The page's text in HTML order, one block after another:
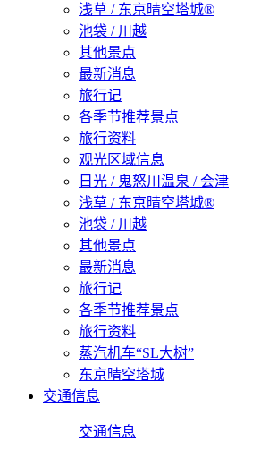
浅草 / 东京晴空塔城®
池袋 / 川越
其他景点
最新消息
旅行记
各季节推荐景点
旅行资料
观光区域信息
日光 / 鬼怒川温泉 / 会津
浅草 / 东京晴空塔城®
池袋 / 川越
其他景点
最新消息
旅行记
各季节推荐景点
旅行资料
蒸汽机车“SL大树”
东京晴空塔城
交通信息
交通信息